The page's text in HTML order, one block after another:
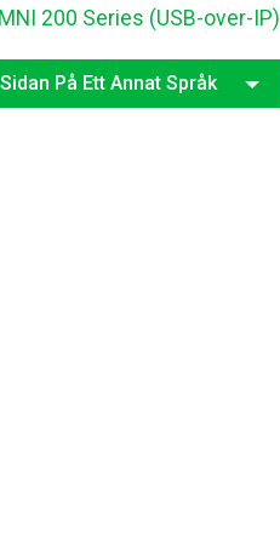
200 Series (USB-over-IP)
På Ett Annat Språk